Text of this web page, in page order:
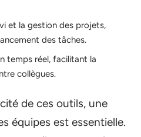
et la gestion des projets,
des tâches.
temps réel, facilitant la
collègues.
de ces outils, une
équipes est essentielle.